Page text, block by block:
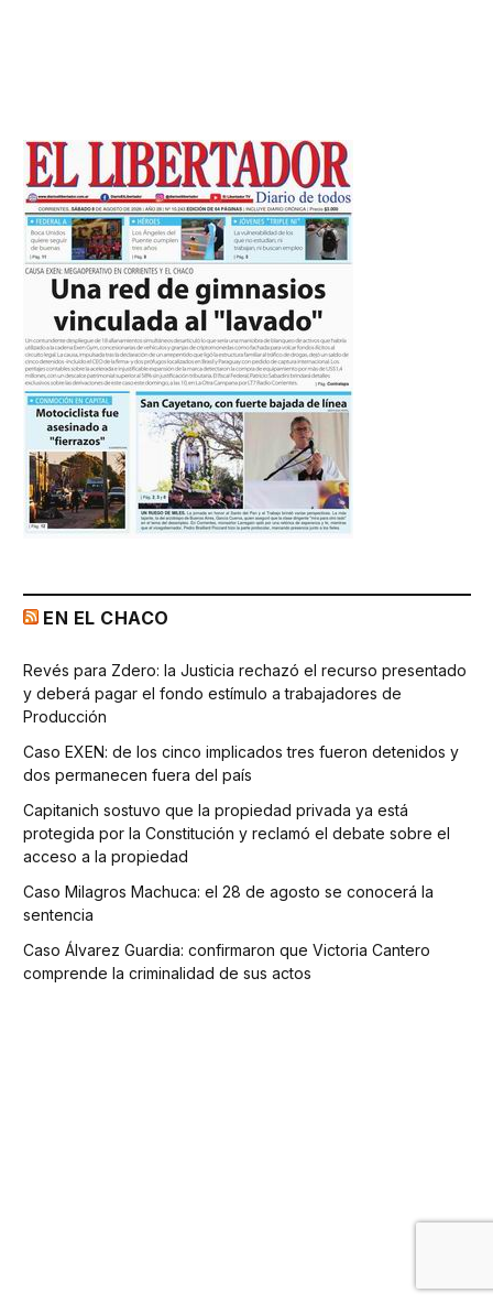
EN EL CHACO
Revés para Zdero: la Justicia rechazó el recurso presentado
y deberá pagar el fondo estímulo a trabajadores de
Producción
Caso EXEN: de los cinco implicados tres fueron detenidos y
dos permanecen fuera del país
Capitanich sostuvo que la propiedad privada ya está
protegida por la Constitución y reclamó el debate sobre el
acceso a la propiedad
Caso Milagros Machuca: el 28 de agosto se conocerá la
sentencia
Caso Álvarez Guardia: confirmaron que Victoria Cantero
comprende la criminalidad de sus actos